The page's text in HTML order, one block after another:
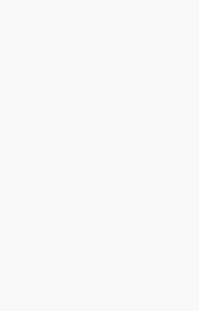
1850 - 2200 Вт
50°C, 70°C, 80°C, 90°C,